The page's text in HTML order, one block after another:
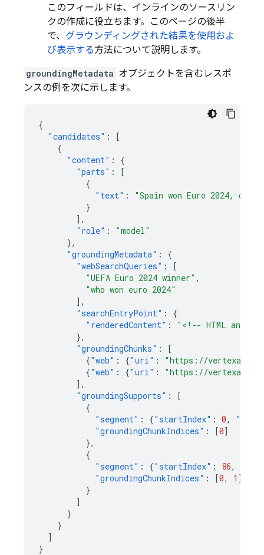
このフィールドは、インラインのソースリン
クの作成に役立ちます。このページの後半
で、 グラウンディングされた結果を使用およ
び表示する方法について説明します。
groundingMetadata オブジェクトを含むレスポ
ンスの例を次に示します。
{
"candidates" :
[
{
"content" :
{
"parts" :
[
{
"text" :
"Spain won Euro 2024,
}
],
"role" :
"model"
},
"groundingMetadata" :
{
"webSearchQueries" :
[
"UEFA Euro 2024 winner" ,
"who won euro 2024"
],
"searchEntryPoint" :
{
"renderedContent" :
"<!-- HTML and
},
"groundingChunks" :
[
{"web" : {"uri" :
"https://
{"web" : {"uri" :
"https://
],
"groundingSupports" :
[
{
"segment" : {"startIndex" : 0,
"groundingChunkIndices" : [0]
},
{
"segment" : {"startIndex" : 86,
"groundingChunkIndices" : [0, 1 ]
}
]
}
}
]
}